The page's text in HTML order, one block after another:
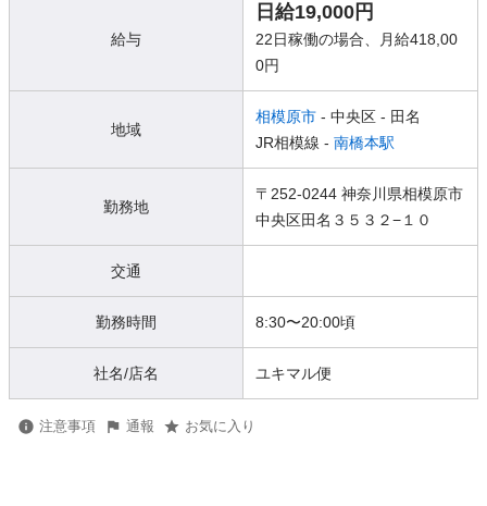
給与
日給19,000円
22日稼働の場合、月給418,00
0円
地域
相模原市 - 中央区 - 田名
JR相模線 - 南橋本駅
勤務地
〒252-0244 神奈川県相模原市
中央区田名３５３２−１０
交通
勤務時間 8:30〜20:00頃
社名/店名 ユキマル便
注意事項 通報 お気に入り